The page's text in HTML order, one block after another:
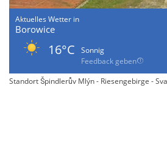
Aktuelles Wetter in
Borowice
16°C
Sonnig
Feedback geben
Standort Špindlerův Mlýn - Riesengebirge -